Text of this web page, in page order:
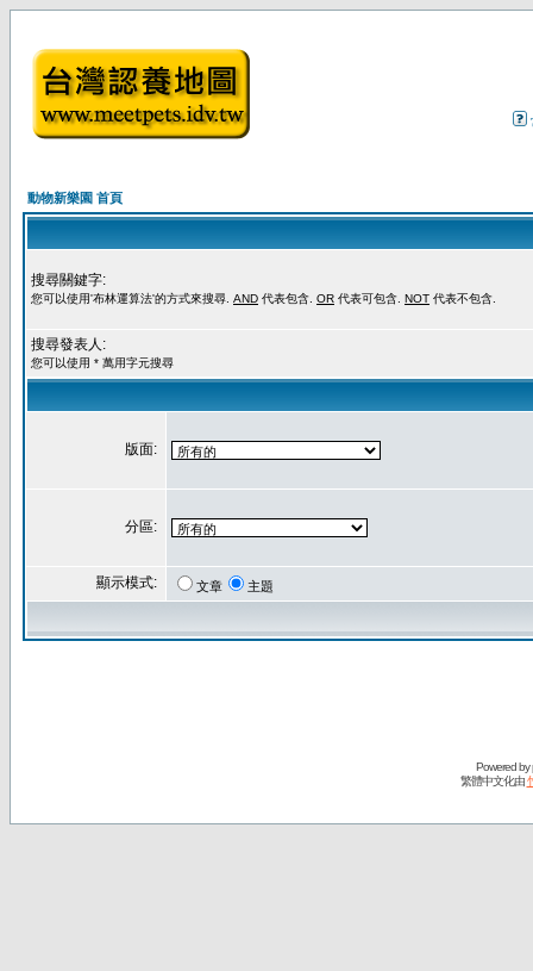
動物新樂園 首頁
搜尋關鍵字:
您可以使用'布林運算法'的方式來搜尋. AND 代表包含. OR 代表可包含. NOT 代表不包含.
搜尋發表人:
您可以使用 * 萬用字元搜尋
版面:
分區:
顯示模式: 文章 主題
Powered by
繁體中文化由